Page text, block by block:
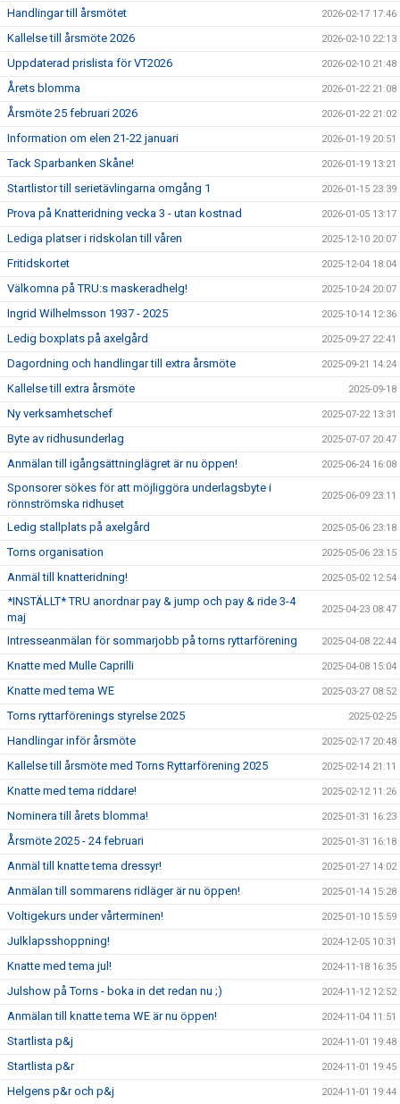
Handlingar till årsmötet 2026-02-17 17:46
Kallelse till årsmöte 2026 2026-02-10 22:13
Uppdaterad prislista för VT2026 2026-02-10 21:48
Årets blomma 2026-01-22 21:08
Årsmöte 25 februari 2026 2026-01-22 21:02
Information om elen 21-22 januari 2026-01-19 20:51
Tack Sparbanken Skåne! 2026-01-19 13:21
Startlistor till serietävlingarna omgång 1 2026-01-15 23:39
Prova på Knatteridning vecka 3 - utan kostnad 2026-01-05 13:17
Lediga platser i ridskolan till våren 2025-12-10 20:07
Fritidskortet 2025-12-04 18:04
Välkomna på TRU:s maskeradhelg! 2025-10-24 20:07
Ingrid Wilhelmsson 1937 - 2025 2025-10-14 12:36
Ledig boxplats på axelgård 2025-09-27 22:41
Dagordning och handlingar till extra årsmöte 2025-09-21 14:24
Kallelse till extra årsmöte 2025-09-18
Ny verksamhetschef 2025-07-22 13:31
Byte av ridhusunderlag 2025-07-07 20:47
Anmälan till igångsättninglägret är nu öppen! 2025-06-24 16:08
Sponsorer sökes för att möjliggöra underlagsbyte i
rönnströmska ridhuset
2025-06-09 23:11
Ledig stallplats på axelgård 2025-05-06 23:18
Torns organisation 2025-05-06 23:15
Anmäl till knatteridning! 2025-05-02 12:54
*INSTÄLLT* TRU anordnar pay & jump och pay & ride 3-4
maj
2025-04-23 08:47
Intresseanmälan för sommarjobb på torns ryttarförening 2025-04-08 22:44
Knatte med Mulle Caprilli 2025-04-08 15:04
Knatte med tema WE 2025-03-27 08:52
Torns ryttarförenings styrelse 2025 2025-02-25
Handlingar inför årsmöte 2025-02-17 20:48
Kallelse till årsmöte med Torns Ryttarförening 2025 2025-02-14 21:11
Knatte med tema riddare! 2025-02-12 11:26
Nominera till årets blomma! 2025-01-31 16:23
Årsmöte 2025 - 24 februari 2025-01-31 16:18
Anmäl till knatte tema dressyr! 2025-01-27 14:02
Anmälan till sommarens ridläger är nu öppen! 2025-01-14 15:28
Voltigekurs under vårterminen! 2025-01-10 15:59
Julklapsshoppning! 2024-12-05 10:31
Knatte med tema jul! 2024-11-18 16:35
Julshow på Torns - boka in det redan nu ;) 2024-11-12 12:52
Anmälan till knatte tema WE är nu öppen! 2024-11-04 11:51
Startlista p&j 2024-11-01 19:48
Startlista p&r 2024-11-01 19:45
Helgens p&r och p&j 2024-11-01 19:44